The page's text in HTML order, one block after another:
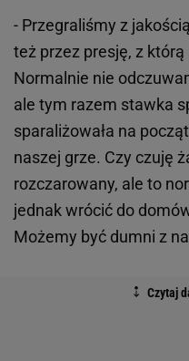
- Przegraliśmy z
też przez presję, z którą
Normalnie nie
ale tym razem stawka
sparaliżowała na
naszej grze. Czy czuję
rozczarowany, ale to
jednak wrócić do
Możemy być dumni z